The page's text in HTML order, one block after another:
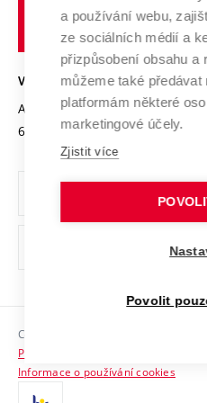
Transfer znalostí
Open Science
Projekty
Projekty ze strukturálních
Specifický výzkum
Služby univerzity
Mezinárodní dohody
Univerzitní sítě
Podnikavá univerzita /
Bezpečná univerzita
Vyznamenání
Organizační struktura
Ochrana osobních údajů
odkaz)
Sociální bezpečí
HR Award
VYSOKÉ UČENÍ TECHNICKÉ V
Antonínská 548/1
602 00 Brno
Copyright © 2026 VUT
Prohlášení o přístupnosti
Informace o používání cookies
a používání webu,
ze sociálních médií a
přizpůsobení obsahu a
můžeme také předávat
platformám některé
marketingové účely.
Zjistit více
Povolit